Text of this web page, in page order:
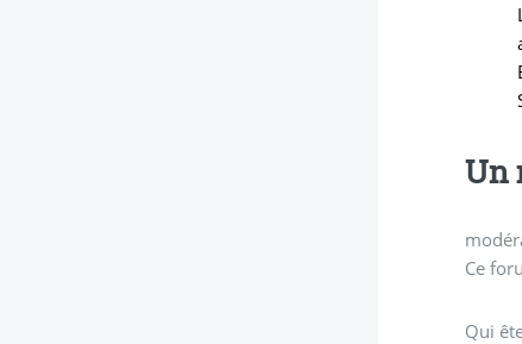
Un
Ce
Qui